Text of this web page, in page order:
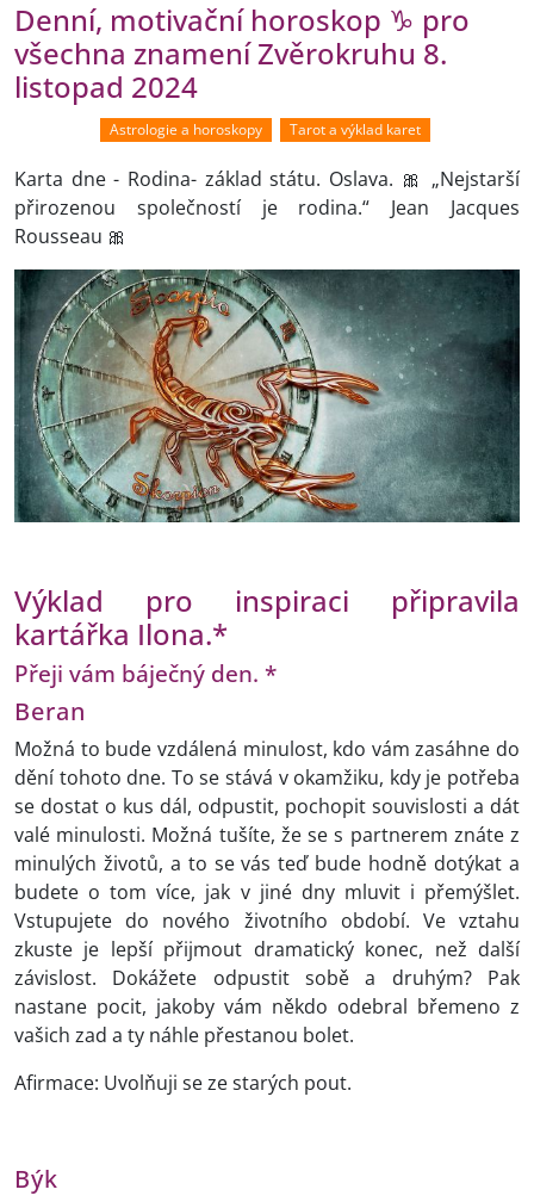
Denní, motivační horoskop ♑ pro
všechna znamení Zvěrokruhu 8.
listopad 2024
Astrologie a horoskopy Tarot a výklad karet
Karta dne - Rodina- základ státu. Oslava. 🎀 „Nejstarší
přirozenou společností je rodina.“ Jean Jacques
Rousseau 🎀
Výklad pro inspiraci připravila
kartářka Ilona.*
Přeji vám báječný den. *
Beran
Možná to bude vzdálená minulost, kdo vám zasáhne do
dění tohoto dne. To se stává v okamžiku, kdy je potřeba
se dostat o kus dál, odpustit, pochopit souvislosti a dát
valé minulosti. Možná tušíte, že se s partnerem znáte z
minulých životů, a to se vás teď bude hodně dotýkat a
budete o tom více, jak v jiné dny mluvit i přemýšlet.
Vstupujete do nového životního období. Ve vztahu
zkuste je lepší přijmout dramatický konec, než další
závislost. Dokážete odpustit sobě a druhým? Pak
nastane pocit, jakoby vám někdo odebral břemeno z
vašich zad a ty náhle přestanou bolet.
Afirmace: Uvolňuji se ze starých pout.
Býk